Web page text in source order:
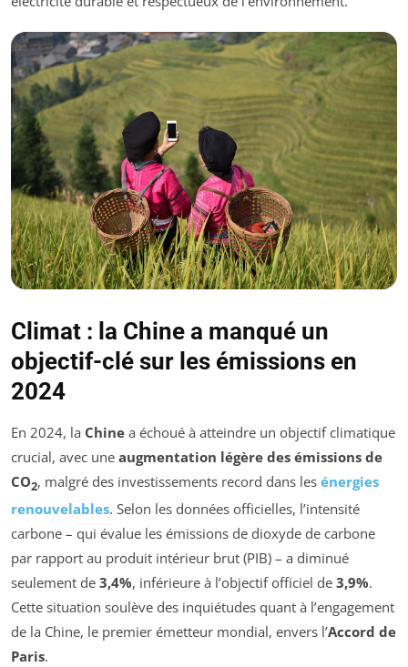
Climat : la Chine a manqué un
objectif-clé sur les émissions en
2024
En 2024, la Chine a échoué à atteindre un objectif climatique
crucial, avec une augmentation légère des émissions de
CO2, malgré des investissements record dans les énergies
renouvelables. Selon les données officielles, l’intensité
carbone – qui évalue les émissions de dioxyde de carbone
par rapport au produit intérieur brut (PIB) – a diminué
seulement de 3,4%, inférieure à l’objectif officiel de 3,9%.
Cette situation soulève des inquiétudes quant à l’engagement
de la Chine, le premier émetteur mondial, envers l’Accord de
Paris.